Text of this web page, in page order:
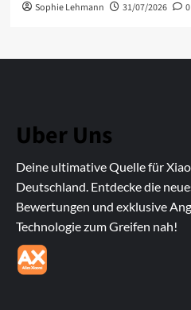
Sophie Lehmann 31/07/2026 0
Uber Uns
Deine ultimative Quelle für
Deutschland. Entdecke die
Bewertungen und exklusive
Technologie zum Greifen nah!